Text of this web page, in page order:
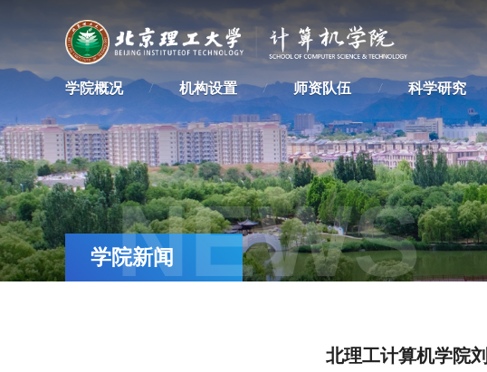
学院概况 机构设置 师资队伍 科学研究
学院新闻
NEWS
北理工计算机学院